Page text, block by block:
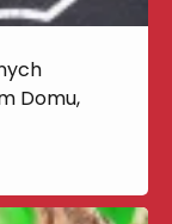
Domu,